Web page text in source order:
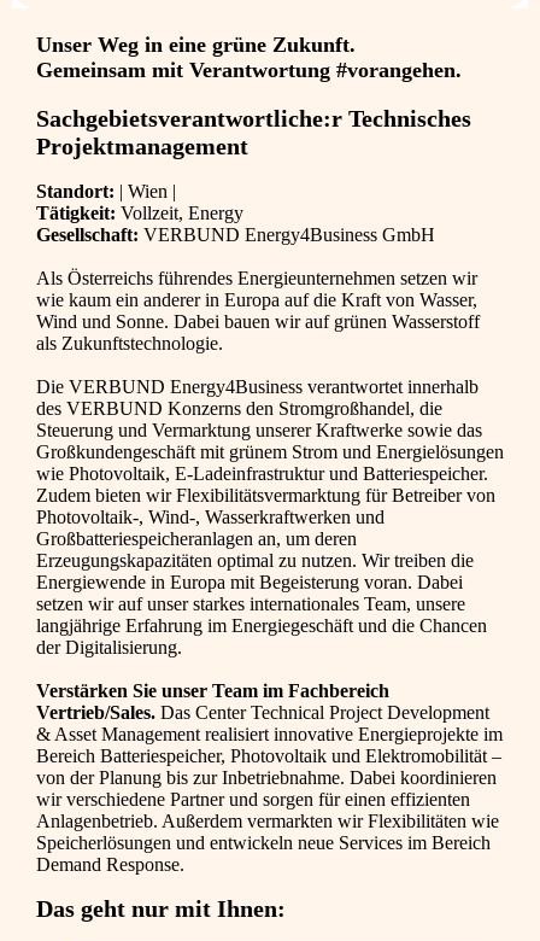
Unser Weg in eine grüne Zukunft.
Gemeinsam mit Verantwortung #vorangehen.
Sachgebietsverantwortliche:r Technisches
Projektmanagement
Standort: | Wien |
Tätigkeit: Vollzeit, Energy
Gesellschaft: VERBUND Energy4Business GmbH
Als Österreichs führendes Energieunternehmen setzen wir
wie kaum ein anderer in Europa auf die Kraft von Wasser,
Wind und Sonne. Dabei bauen wir auf grünen Wasserstoff
als Zukunftstechnologie.
Die VERBUND Energy4Business verantwortet innerhalb
des VERBUND Konzerns den Stromgroßhandel, die
Steuerung und Vermarktung unserer Kraftwerke sowie das
Großkundengeschäft mit grünem Strom und Energielösungen
wie Photovoltaik, E-Ladeinfrastruktur und Batteriespeicher.
Zudem bieten wir Flexibilitätsvermarktung für Betreiber von
Photovoltaik-, Wind-, Wasserkraftwerken und
Großbatteriespeicheranlagen an, um deren
Erzeugungskapazitäten optimal zu nutzen. Wir treiben die
Energiewende in Europa mit Begeisterung voran. Dabei
setzen wir auf unser starkes internationales Team, unsere
langjährige Erfahrung im Energiegeschäft und die Chancen
der Digitalisierung.
Verstärken Sie unser Team im Fachbereich
Vertrieb/Sales. Das Center Technical Project Development
& Asset Management realisiert innovative Energieprojekte im
Bereich Batteriespeicher, Photovoltaik und Elektromobilität –
von der Planung bis zur Inbetriebnahme. Dabei koordinieren
wir verschiedene Partner und sorgen für einen effizienten
Anlagenbetrieb. Außerdem vermarkten wir Flexibilitäten wie
Speicherlösungen und entwickeln neue Services im Bereich
Demand Response.
Das geht nur mit Ihnen: